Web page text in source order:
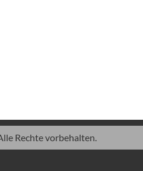
Rechte vorbehalten.